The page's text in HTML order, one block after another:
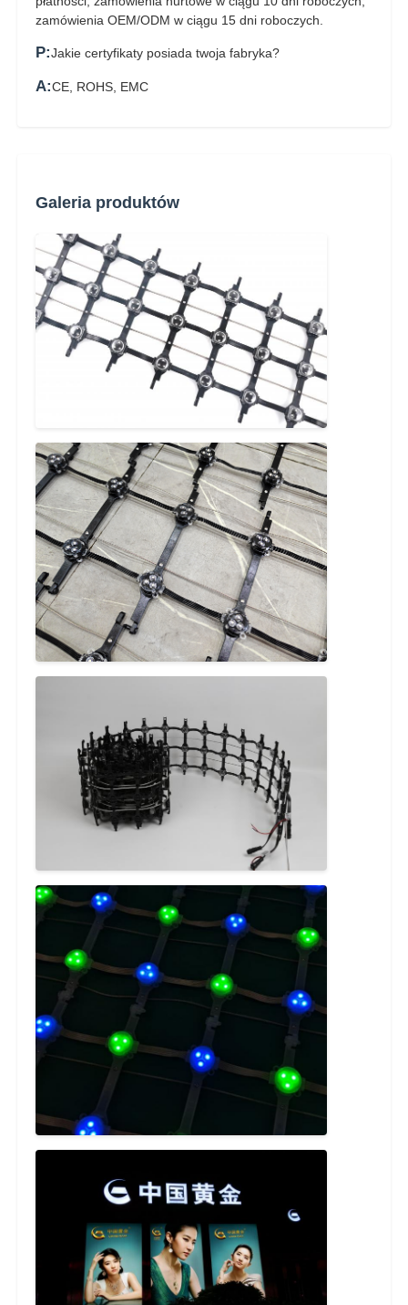
zamówienia OEM/ODM w ciągu 15 dni roboczych.
P:Jakie certyfikaty posiada twoja fabryka?
A:CE, ROHS, EMC
Galeria produktów